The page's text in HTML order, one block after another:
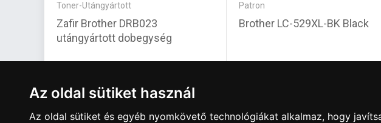
Az oldal sütiket használ
Az oldal sütiket és egyéb nyomkövető technológiákat alkalmaz, hogy
Toner-Utángyártott
Zafir Brother DRB023
utángyártott dobegység
6 050 Ft
Patron
Brother LC-529XL-BK Black